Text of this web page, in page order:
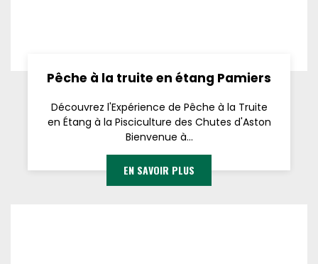
Pêche à la truite en étang Pamiers
Découvrez l'Expérience de Pêche à la Truite
en Étang à la Pisciculture des Chutes d'Aston
Bienvenue à...
EN SAVOIR PLUS